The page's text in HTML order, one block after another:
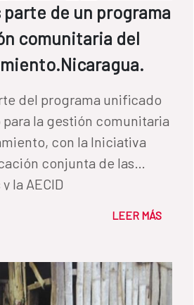
parte de un programa
comunitaria del
del programa unificado
la gestión comunitaria
con la Iniciativa
conjunta de las
la AECID
LEER MÁS